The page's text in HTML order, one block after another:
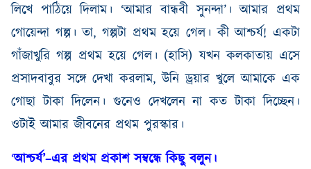
লিখে পাঠিয়ে দিলাম। ‘আমার বান্ধবী সুনন্দা’।আমার প্রথম
গোয়েন্দা গল্প।তা,গল্পটা প্রথম হয়ে গেল। কী আশ্চর্য! একটা
গাঁজাখুরি গল্প প্রথম হয়ে গেল। (হাসি)যখন কলকাতায় এসে
প্রসাদবাবুর সঙ্গে দেখা করলাম, উনি ড্রয়ার খুলে আমাকে এক
গোছা টাকা দিলেন। গুনেও দেখলেন না কত টাকা দিচ্ছেন।
ওটাই আমার জীবনের প্রথম পুরস্কার।
‘আশ্চর্য’–এর প্রথম প্রকাশ সম্বন্ধে কিছু বলুন।